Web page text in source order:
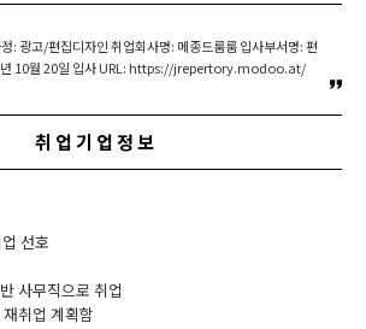
: 광고/편집디자인 취업회사명: 메종드룸룸 입사부서명: 편
년 10월 20일 입사 URL: https://jrepertory.modoo.at/
취업기업정보
선호
사무직으로 취업
취업 계획함